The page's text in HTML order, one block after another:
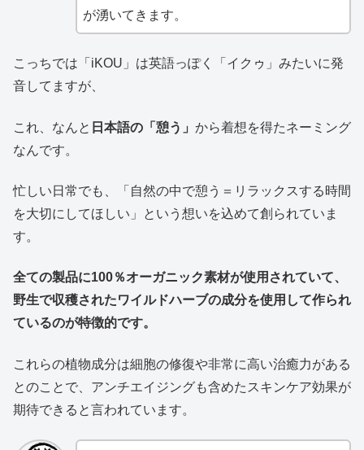
が湧いてきます。
こっちでは「iKOU」は英語っぽく「イクゥ」みたいに発
音してますが、
これ、なんと 日本語の「憩う」 から着想を得たネーミング
なんです。
忙しい日常でも、「自然の中で憩う＝リラックスする時間
を大切にしてほしい」という想いを込めて創られていま
す。
全ての製品に100％オーガニック素材が使用されていて、
野生で収穫されたワイルドハーブの成分を使用して作られ
ているのが特徴的です。
これらの植物成分は細胞の修復や非常に高い治癒力がある
とのことで、アンチエイジングも含めたスキンケア効果が
期待できると言われています。